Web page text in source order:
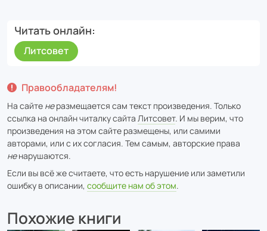
Читать онлайн
Литсовет
Правообладателям!
На сайте неразмещается сам текст произведения. Только
ссылка на онлайн читалку сайта Литсовет. И мы верим, что
произведения на этом сайте размещены, или самими
авторами, или с их согласия. Тем самым, авторские права
ненарушаются.
Если вы всё же считаете, что есть нарушение или заметили
ошибку в описании, сообщите нам об этом.
Похожие книги